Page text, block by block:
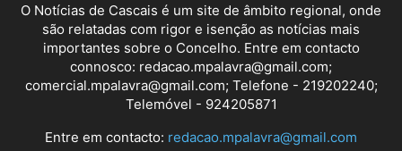
O Notícias de Cascais é um site de âmbito regional, onde
são relatadas com rigor e isenção as notícias mais
importantes sobre o Concelho. Entre em contacto
connosco: redacao.mpalavra@gmail.com;
comercial.mpalavra@gmail.com; Telefone - 219202240;
Telemóvel - 924205871
Entre em contacto: redacao.mpalavra@gmail.com